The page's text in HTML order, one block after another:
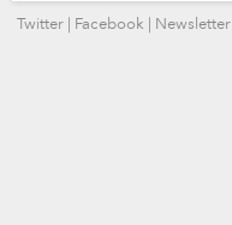
Twitter Facebook Newsletter